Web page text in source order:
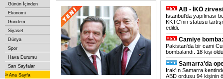
Günün İçinden
Ekonomi
Gündem
Siyaset
Dünya
Spor
Hava Durumu
Sarı Sayfalar
» Ana Sayfa
AB - İKÖ
İstanbul'da yapılması
KKTC'nin statüsü
edildi.
Camiye
Pakistan'da bir cami
bombalandı. 18 kişi
Samarra'da
Irak'ın Samarra
ABD ordusu 94 kişinin